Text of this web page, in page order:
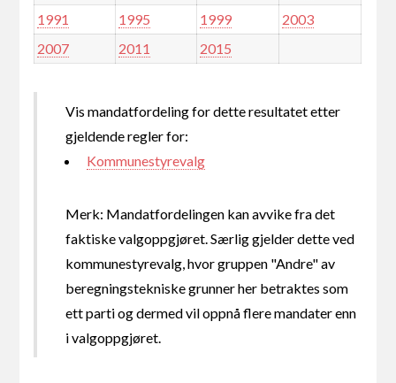
1991
1995 1999
2003
2007
2011 2015
Vis mandatfordeling for dette resultatet etter
gjeldende regler for:
Kommunestyrevalg
Merk: Mandatfordelingen kan avvike fra det
faktiske valgoppgjøret. Særlig gjelder dette ved
kommunestyrevalg, hvor gruppen "Andre" av
beregningstekniske grunner her betraktes som
ett parti og dermed vil oppnå flere mandater enn
i valgoppgjøret.